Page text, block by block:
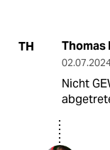
TH Thomas
Nicht